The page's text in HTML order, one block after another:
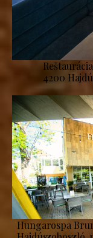
4200
Hungarospa